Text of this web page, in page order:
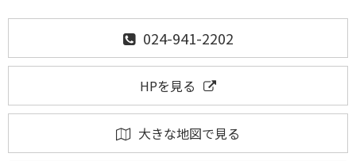
024-941-2202
HPを見る
大きな地図で見る